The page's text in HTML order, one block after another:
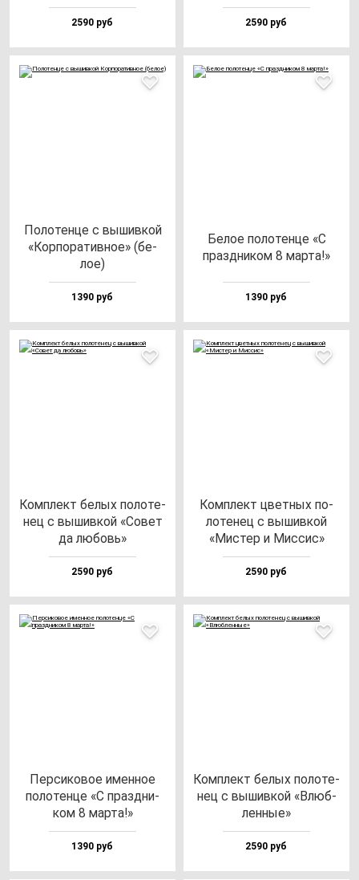
2590 руб 2590 руб
Поло­тен­це с вы­шив­кой
«Кор­по­ра­тив­ное» (бе­
лое)
1390 руб
Белое по­ло­тен­це «С
праз­дни­ком 8 мар­та!»
1390 руб
Ком­плект бе­лых по­ло­те­
нец с вы­шив­кой «Совет
да лю­бовь»
2590 руб
Ком­плект цвет­ных по­
ло­те­нец с вы­шив­кой
«Мис­тер и Мис­сис»
2590 руб
Пер­си­ко­вое имен­ное
по­ло­тен­це «С праз­дни­
ком 8 мар­та!»
1390 руб
Ком­плект бе­лых по­ло­те­
нец с вы­шив­кой «Влюб­
лен­ные»
2590 руб